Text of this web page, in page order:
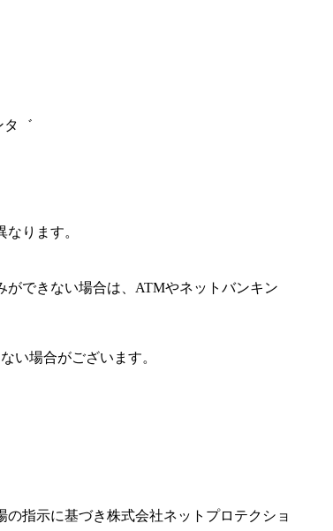
タ゛
ります。
できない場合は、ATMやネットバンキン
い場合がございます。
指示に基づき株式会社ネットプロテクショ